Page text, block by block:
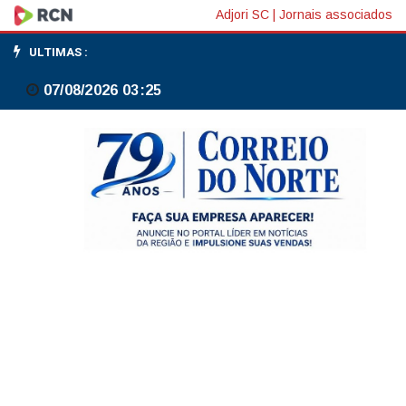
Dólar
cai
para
Adjori SC Jornais associados
ULTIMAS :
07/08/2026 03:25